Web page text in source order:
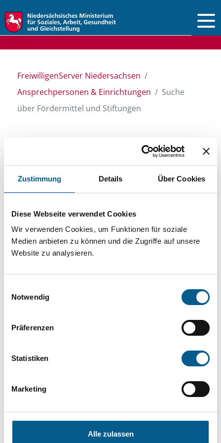
Zustimmung Details Über Cookies
Diese Webseite verwendet Cookies
Wir verwenden Cookies, um Funktionen für soziale
Medien anbieten zu können und die Zugriffe auf unsere
Website zu analysieren.
Notwendig
Präferenzen
Statistiken
Marketing
Alle zulassen
FreiwilligenServer Niedersachsen
Ansprechpersonen & Einrichtungen
Suche
über Fördermittel und Stiftungen
Suche über Stiftungen
und Fördermittel
Sie suchen finanzielle Unterstützung für ein
Projekt oder ein Vorhaben? Hier können Sie
direkt über unsere Fördermitteldatenbank und
Stiftungsdatenbank recherchieren. Bei der
Suche bitte die Groß- und Kleinschreibung
Bitte Suchbegriff eingeben. Ergebnisse
Kategorien verfeinert werden.
Suchen
Aktive Filter: